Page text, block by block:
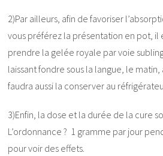
2)Par ailleurs, afin de favoriser
vous préférez la présentation en pot, il
prendre la gelée royale par voie
laissant fondre sous la langue, le matin,
faudra aussi la conserver au
3)Enfin, la dose et la durée de la cure
L’ordonnance ? 1 gramme par jour
pour voir des effets.